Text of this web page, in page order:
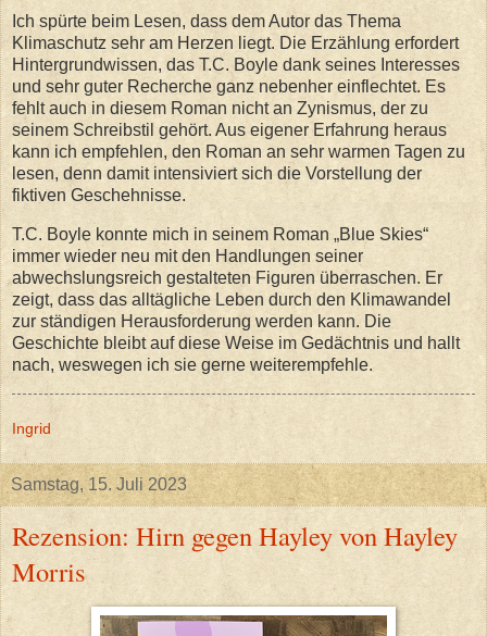
Ich spürte beim Lesen, dass dem Autor das Thema
Klimaschutz sehr am Herzen liegt. Die Erzählung erfordert
Hintergrundwissen, das T.C. Boyle dank seines Interesses
und sehr guter Recherche ganz nebenher einflechtet. Es
fehlt auch in diesem Roman nicht an Zynismus, der zu
seinem Schreibstil gehört. Aus eigener Erfahrung heraus
kann ich empfehlen, den Roman an sehr warmen Tagen zu
lesen, denn damit intensiviert sich die Vorstellung der
fiktiven Geschehnisse.
T.C. Boyle konnte mich in seinem Roman „Blue Skies“
immer wieder neu mit den Handlungen seiner
abwechslungsreich gestalteten Figuren überraschen. Er
zeigt, dass das alltägliche Leben durch den Klimawandel
zur ständigen Herausforderung werden kann. Die
Geschichte bleibt auf diese Weise im Gedächtnis und hallt
nach, weswegen ich sie gerne weiterempfehle.
Ingrid
Samstag, 15. Juli 2023
Rezension: Hirn gegen Hayley von Hayley
Morris